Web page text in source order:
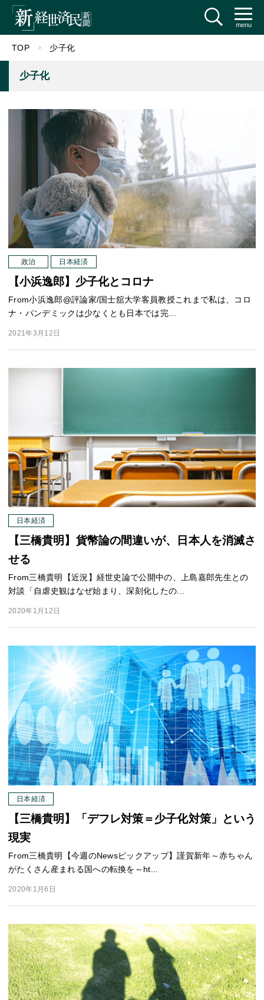
menu
TOP 少子化
少子化
政治 日本経済
【小浜逸郎】少子化とコロナ
From小浜逸郎@評論家/国士舘大学客員教授これまで私は、コロ
ナ・パンデミックは少なくとも日本では完...
2021年3月12日
日本経済
【三橋貴明】貨幣論の間違いが、日本人を消滅さ
せる
From三橋貴明【近況】経世史論で公開中の、上島嘉郎先生との
対談「自虐史観はなぜ始まり、深刻化したの...
2020年1月12日
日本経済
【三橋貴明】「デフレ対策＝少子化対策」という
現実
From三橋貴明【今週のNewsピックアップ】謹賀新年～赤ちゃん
がたくさん産まれる国への転換を～ht...
2020年1月6日